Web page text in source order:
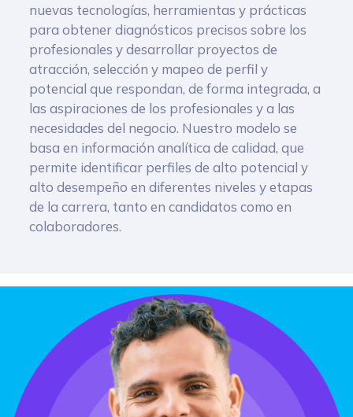
nuevas tecnologías, herramientas y prácticas
para obtener diagnósticos precisos sobre los
profesionales y desarrollar proyectos de
atracción, selección y mapeo de perfil y
potencial que respondan, de forma integrada, a
las aspiraciones de los profesionales y a las
necesidades del negocio. Nuestro modelo se
basa en información analítica de calidad, que
permite identificar perfiles de alto potencial y
alto desempeño en diferentes niveles y etapas
de la carrera, tanto en candidatos como en
colaboradores.